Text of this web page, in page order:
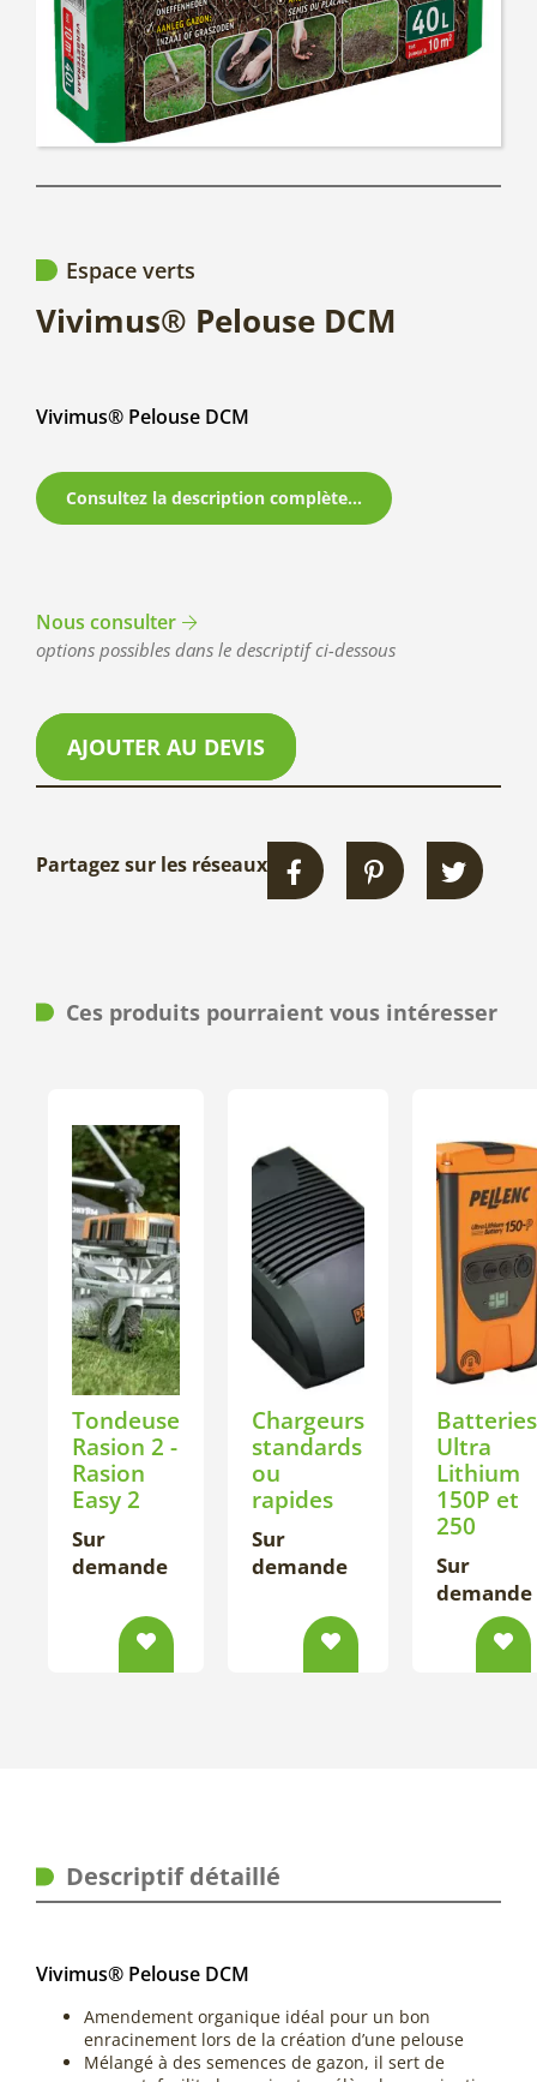
Espace verts
Vivimus® Pelouse DCM
Vivimus® Pelouse DCM
Consultez la description complète...
Nous consulter
options possibles dans le descriptif ci-dessous
AJOUTER AU DEVIS
Partagez sur les réseaux
Ces produits pourraient vous intéresser
Tondeuse
Rasion 2 -
Rasion
Easy 2
Sur
demande
Chargeurs
standards
ou
rapides
Sur
demande
Batteries
Ultra
Lithium
150P et
250
Sur
demande
Descriptif détaillé
Vivimus® Pelouse DCM
Amendement organique idéal pour un bon
enracinement lors de la création d’une pelouse
Mélangé à des semences de gazon, il sert de